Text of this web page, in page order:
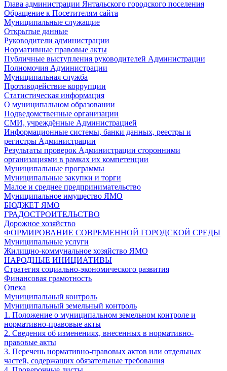
Глава администрации Янтальского городского поселения
Обращение к Посетителям сайта
Муниципальные служащие
Открытые данные
Руководители администрации
Нормативные правовые акты
Публичные выступления руководителей Администрации
Полномочия Администрации
Муниципальная служба
Противодействие коррупции
Статистическая информация
О муниципальном образовании
Подведомственные организации
СМИ, учреждённые Администрацией
Информационные системы, банки данных, реестры и
регистры Администрации
Результаты проверок Администрации сторонними
организациями в рамках их компетенции
Муниципальные программы
Муниципальные закупки и торги
Малое и среднее предпринимательство
Муниципальное имущество ЯМО
БЮДЖЕТ ЯМО
ГРАДОСТРОИТЕЛЬСТВО
Дорожное хозяйство
ФОРМИРОВАНИЕ СОВРЕМЕННОЙ ГОРОДСКОЙ СРЕДЫ
Муниципальные услуги
Жилищно-коммунальное хозяйство ЯМО
НАРОДНЫЕ ИНИЦИАТИВЫ
Стратегия социально-экономического развития
Финансовая грамотность
Опека
Муниципальный контроль
Муниципальный земельный контроль
1. Положение о муниципальном земельном контроле и
нормативно-правовые акты
2. Сведения об изменениях, внесенных в нормативно-
правовые акты
3. Перечень нормативно-правовых актов или отдельных
частей, содержащих обязательные требования